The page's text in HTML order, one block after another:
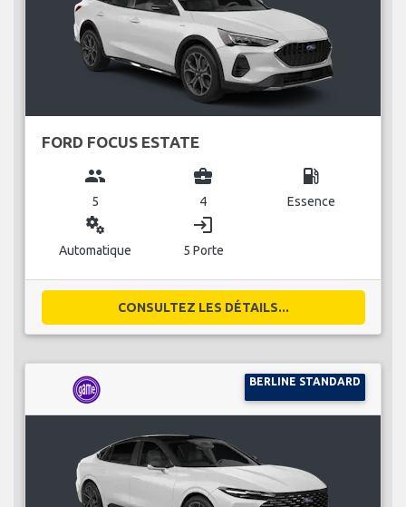
FORD FOCUS ESTATE
group
5
business_center
4
local_gas_station
Essence
miscellaneous_services
Automatique
login
5 Porte
CONSULTEZ LES DÉTAILS...
BERLINE STANDARD